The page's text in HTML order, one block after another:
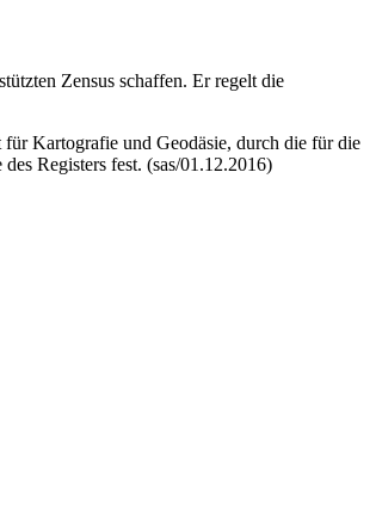
Zensus schaffen. Er regelt die
für Kartografie und Geodäsie, durch die für die
Registers fest. (sas/01.12.2016)